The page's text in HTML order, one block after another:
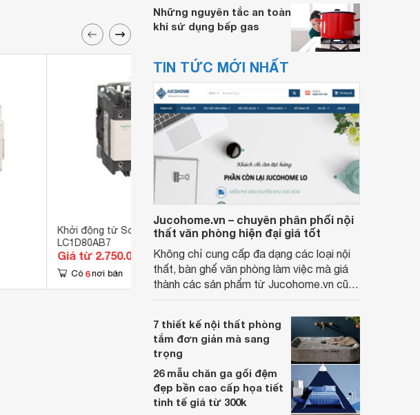
Khởi động từ Schneider
LC1D80AB7
Giá từ 2.750.000 đ
Có 6 nơi bán
Khởi động từ Schneider
LC1D80ABD
Giá từ 0 đ
Chưa có nơi bán
Những nguyên tắc an toàn
khi sử dụng bếp gas
TIN TỨC MỚI NHẤT
Jucohome.vn – chuyên phân phối nội
thất văn phòng hiện đại giá tốt
Không chỉ cung cấp đa dạng các loại nội
thất, bàn ghế văn phòng làm việc mà giá
thành các sản phẩm từ Jucohome.vn cũng
7 thiết kế nội thất phòng
tắm đơn giản mà sang
trọng
26 mẫu chăn ga gối đệm
đẹp bền cao cấp họa tiết
tinh tế giá từ 300k